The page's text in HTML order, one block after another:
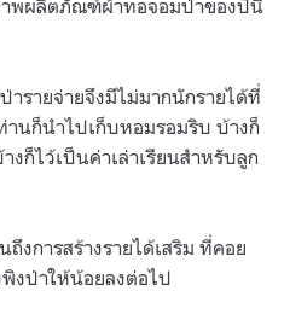
พผลิตภัณฑ์ผ้าทอจอมป่าของปีนี้
รายจ่ายจึงมีไม่มากนักรายได้ที่
นก็นำไปเก็บหอมรอมริบ บ้างก็
งก็ไว้เป็นค่าเล่าเรียนสำหรับลูก
งการสร้างรายได้เสริม ที่คอย
งป่าให้น้อยลงต่อไป